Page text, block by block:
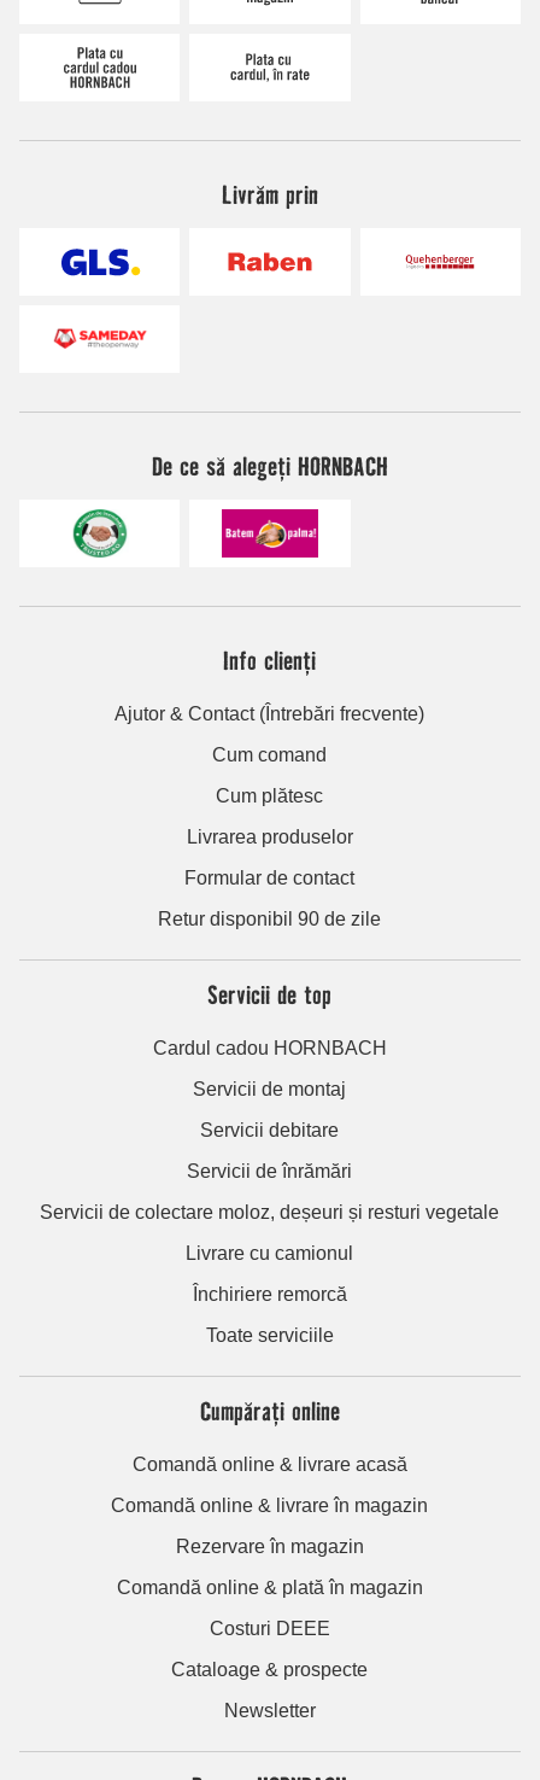
Livrăm prin
De ce să alegeți HORNBACH
Info clienți
Ajutor & Contact (Întrebări frecvente)
Cum comand
Cum plătesc
Livrarea produselor
Formular de contact
Retur disponibil 90 de zile
Servicii de top
Cardul cadou HORNBACH
Servicii de montaj
Servicii debitare
Servicii de înrămări
Servicii de colectare moloz, deșeuri și resturi vegetale
Livrare cu camionul
Închiriere remorcă
Toate serviciile
Cumpărați online
Comandă online & livrare acasă
Comandă online & livrare în magazin
Rezervare în magazin
Comandă online & plată în magazin
Costuri DEEE
Cataloage & prospecte
Newsletter